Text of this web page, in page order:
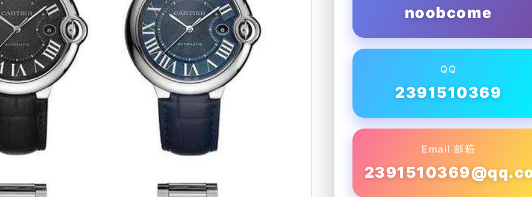
noobcome
QQ
2391510369
Email 邮箱